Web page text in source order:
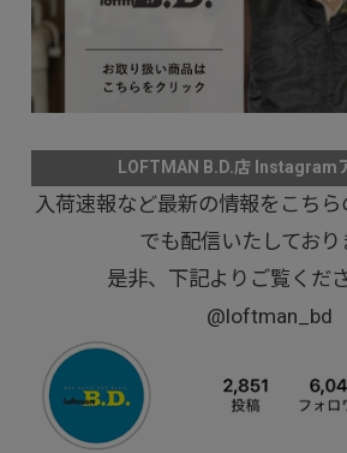
LOFTMAN B.D.店 Instagram
入荷速報など最新の情報をこち
でも配信いたしており
是非、下記よりご覧くだ
@loftman_bd